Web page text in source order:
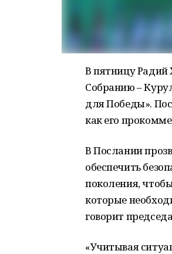
В пятницу Радий
Собранию –
для Победы».
как его
В Послании
обеспечить
поколения,
которые
говорит
«Учитывая